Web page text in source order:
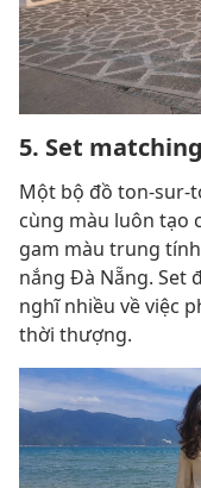
5. Set
Một bộ đồ ton-sur-
cùng màu luôn tạo
gam màu trung
nắng Đà Nẵng. Set
nghĩ nhiều về việc
thời thượng.